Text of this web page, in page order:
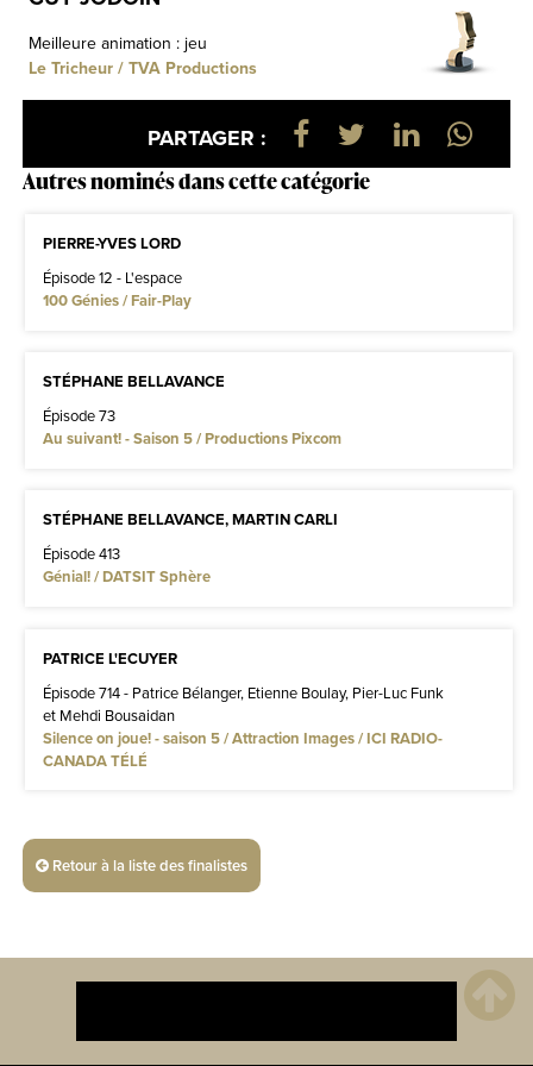
Meilleure animation : jeu
Le Tricheur / TVA Productions
PARTAGER :
Autres nominés dans cette catégorie
PIERRE-YVES LORD
Épisode 12 - L'espace
100 Génies / Fair-Play
STÉPHANE BELLAVANCE
Épisode 73
Au suivant! - Saison 5 / Productions Pixcom
STÉPHANE BELLAVANCE, MARTIN CARLI
Épisode 413
Génial! / DATSIT Sphère
PATRICE L'ECUYER
Épisode 714 - Patrice Bélanger, Etienne Boulay, Pier-Luc Funk
et Mehdi Bousaidan
Silence on joue! - saison 5 / Attraction Images / ICI RADIO-
CANADA TÉLÉ
Retour à la liste des finalistes